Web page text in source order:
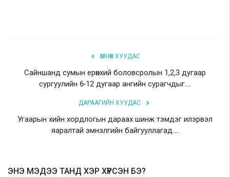
ӨМНӨХ ХУУДАС
Сайншанд сумын ерөнхий боловсролын 1,2,3 дугаар
сургуулийн 6-12 дугаар ангийн сурагчдыг...
ДАРААГИЙН ХУУДАС
Угаарын хийн хордлогын дараах шинж тэмдэг илэрвэл
яаралтай эмнэлгийн байгууллагад...
ЭНЭ МЭДЭЭ ТАНД ХЭР ХҮРСЭН БЭ?